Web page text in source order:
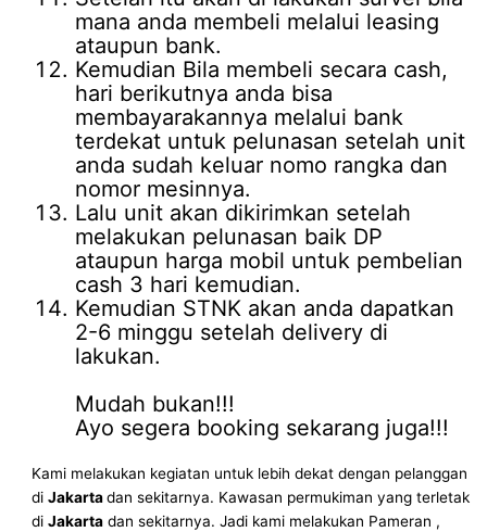
mana anda membeli melalui leasing
ataupun bank.
Kemudian Bila membeli secara cash,
hari berikutnya anda bisa
membayarakannya melalui bank
terdekat untuk pelunasan setelah unit
anda sudah keluar nomo rangka dan
nomor mesinnya.
Lalu unit akan dikirimkan setelah
melakukan pelunasan baik DP
ataupun harga mobil untuk pembelian
cash 3 hari kemudian.
Kemudian STNK akan anda dapatkan
2-6 minggu setelah delivery di
lakukan.
Mudah bukan!!!
Ayo segera booking sekarang juga!!!
Kami melakukan kegiatan untuk lebih dekat dengan pelanggan
diJakartadan sekitarnya. Kawasan permukiman yang terletak
diJakarta dan sekitarnya. Jadi kami melakukan Pameran ,